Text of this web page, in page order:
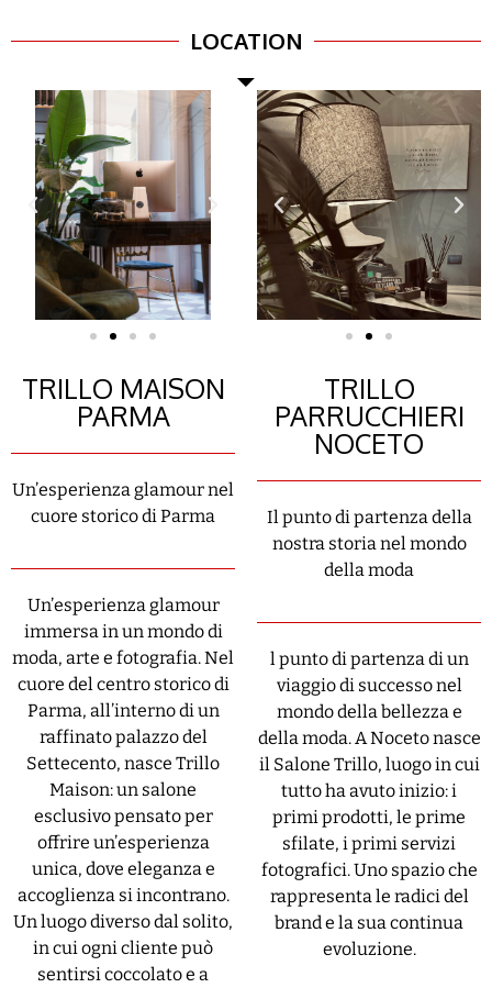
LOCATION
TRILLO MAISON
PARMA
Un’esperienza glamour nel
cuore storico di Parma
Un’esperienza glamour
immersa in un mondo di
moda, arte e fotografia. Nel
cuore del centro storico di
Parma, all’interno di un
raffinato palazzo del
Settecento, nasce Trillo
Maison: un salone
esclusivo pensato per
offrire un’esperienza
unica, dove eleganza e
accoglienza si incontrano.
Un luogo diverso dal solito,
in cui ogni cliente può
sentirsi coccolato e a
TRILLO
PARRUCCHIERI
NOCETO
Il punto di partenza della
nostra storia nel mondo
della moda
l punto di partenza di un
viaggio di successo nel
mondo della bellezza e
della moda. A Noceto nasce
il Salone Trillo, luogo in cui
tutto ha avuto inizio: i
primi prodotti, le prime
sfilate, i primi servizi
fotografici. Uno spazio che
rappresenta le radici del
brand e la sua continua
evoluzione.